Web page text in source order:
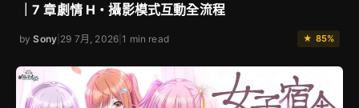
｜7 章劇情 H・攝影模式互動全流程
bySony 29 7月, 2026 |1 min read ★ 85%